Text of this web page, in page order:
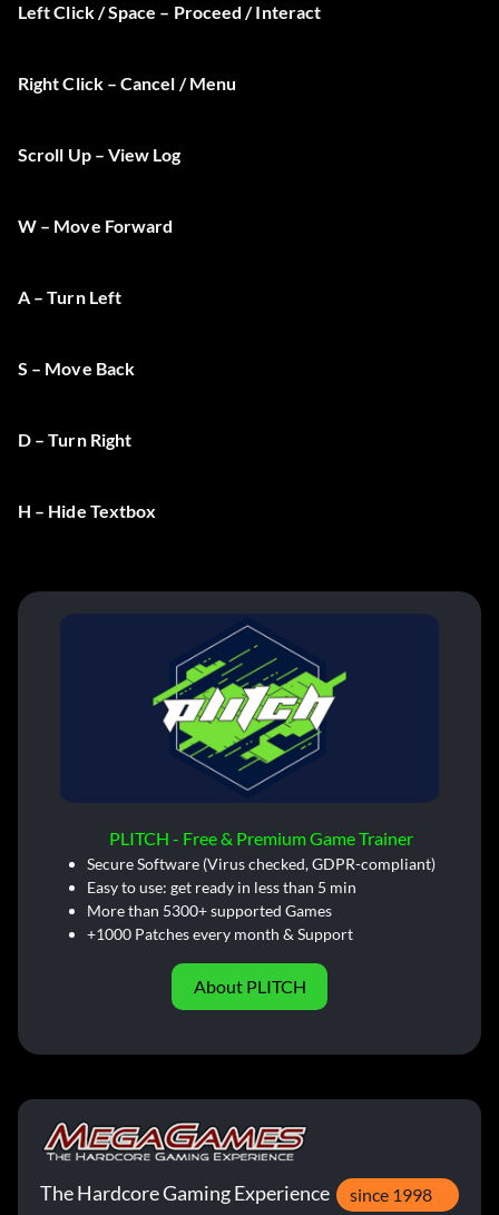
Left Click / Space – Proceed / Interact
Right Click – Cancel / Menu
Scroll Up – View Log
W – Move Forward
A – Turn Left
S – Move Back
D – Turn Right
H – Hide Textbox
PLITCH - Free & Premium Game Trainer
Secure Software (Virus checked, GDPR-compliant)
Easy to use: get ready in less than 5 min
More than 5300+ supported Games
+1000 Patches every month & Support
About PLITCH
The Hardcore Gaming Experience since 1998